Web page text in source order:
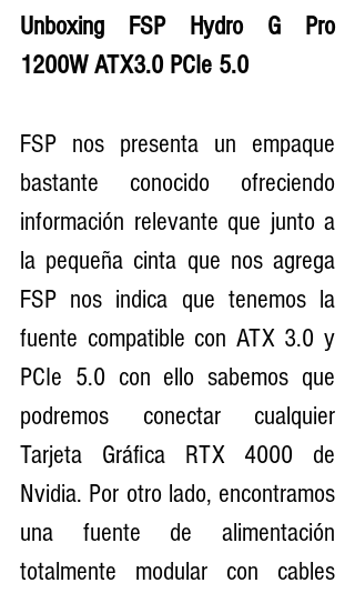
Unboxing FSP Hydro G Pro
1200W ATX3.0 PCIe 5.0
FSP nos presenta un empaque
bastante conocido ofreciendo
información relevante que junto a
la pequeña cinta que nos agrega
FSP nos indica que tenemos la
fuente compatible con ATX 3.0 y
PCIe 5.0 con ello sabemos que
podremos conectar cualquier
Tarjeta Gráfica RTX 4000 de
Nvidia. Por otro lado, encontramos
una fuente de alimentación
totalmente modular con cables